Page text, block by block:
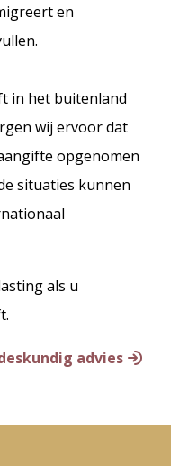
en
in het buitenland
wij ervoor dat
opgenomen
situaties kunnen
als u
advies